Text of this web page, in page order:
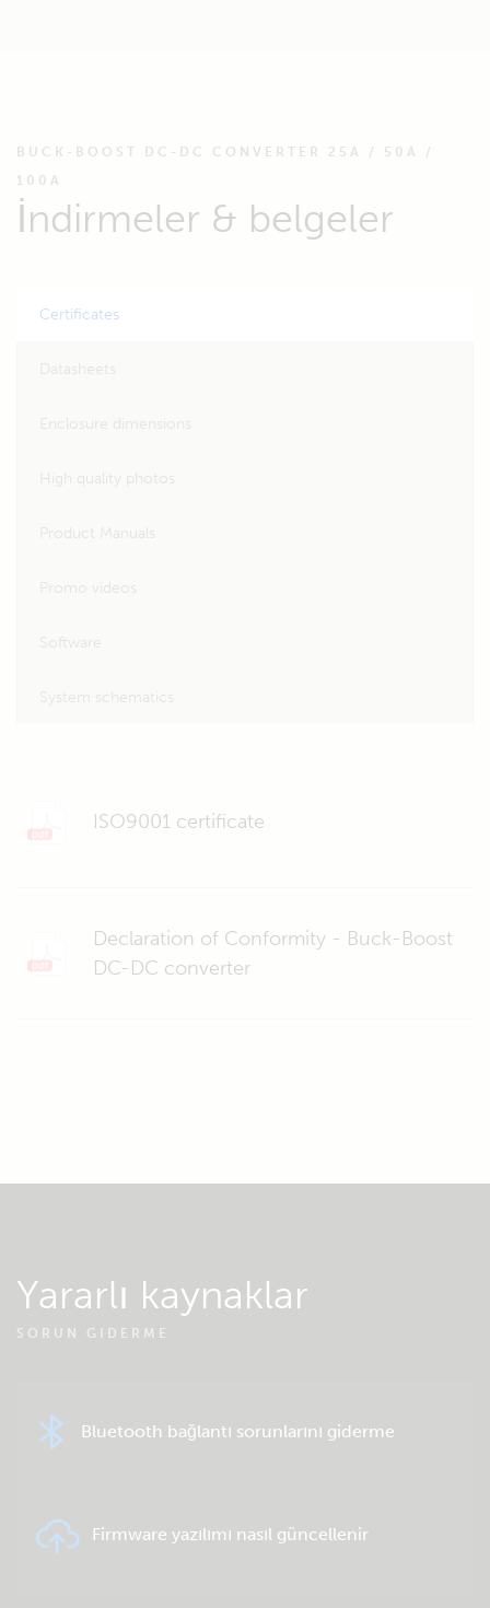
BUCK-BOOST DC-DC CONVERTER 25A / 50A /
100A
İndirmeler & belgeler
Certificates
ISO9001 certificate
Declaration of Conformity - Buck-Boost
DC-DC converter
Yararlı kaynaklar
SORUN GIDERME
Bluetooth bağlantı sorunlarını giderme
Firmware yazılımı nasıl güncellenir